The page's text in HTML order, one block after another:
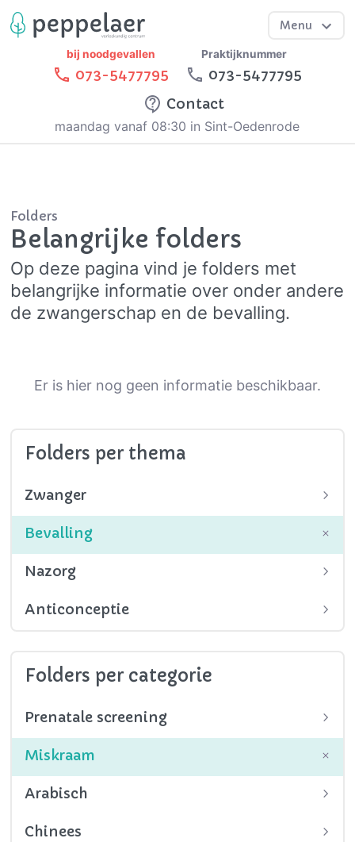
Menu
bij noodgevallen
073-5477795
Praktijknummer
073-5477795
Contact
maandag vanaf 08:30 in Sint-Oedenrode
Folders
Belangrijke folders
Op deze pagina vind je folders met
belangrijke informatie over onder andere
de zwangerschap en de bevalling.
Er is hier nog geen informatie beschikbaar.
Folders per thema
Zwanger
Bevalling
Nazorg
Anticonceptie
Folders per categorie
Prenatale screening
Miskraam
Arabisch
Chinees